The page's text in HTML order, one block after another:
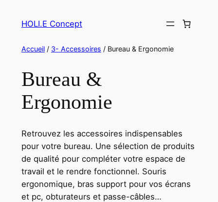
HOLI.E Concept
Accueil/ 3- Accessoires / Bureau & Ergonomie
Bureau &
Ergonomie
Retrouvez les accessoires indispensables
pour votre bureau. Une sélection de produits
de qualité pour compléter votre espace de
travail et le rendre fonctionnel. Souris
ergonomique, bras support pour vos écrans
et pc, obturateurs et passe-câbles…